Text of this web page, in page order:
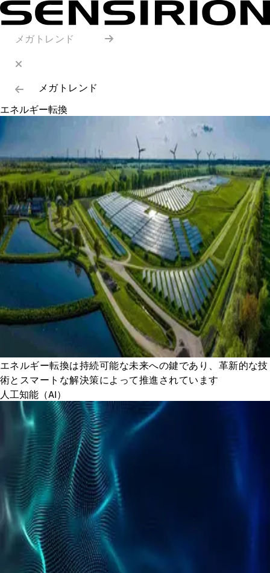
メガトレンド
メガトレンド
エネルギー転換
エネルギー転換は持続可能な未来への鍵であり、革新的な技
術とスマートな解決策によって推進されています
人工知能（AI）